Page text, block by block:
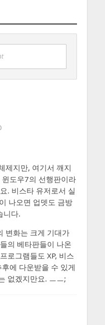
제지만, 여기서 깨지
도우7의 선행판이라
. 비스타 유저로서 실
나오면 업뎃도 금방
니다.
변화는 크게 기대가
의 베타판들이 나온
로그램들도 XP, 비스
에 다운받을 수 있게
없겠지만요. ㅡㅡ;